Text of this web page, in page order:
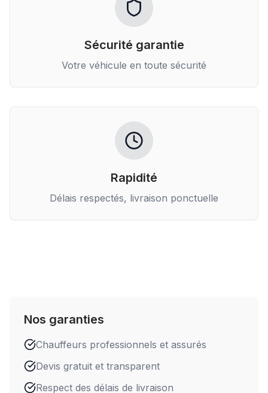
Sécurité garantie
Votre véhicule en toute sécurité
Rapidité
Délais respectés, livraison ponctuelle
Nos garanties
Chauffeurs professionnels et assurés
Devis gratuit et transparent
Respect des délais de livraison